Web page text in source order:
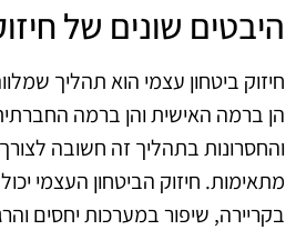
היבטים שונים של
חיזוק ביטחון עצמי הוא תהליך
הן ברמה האישית והן ברמה
והחסרונות בתהליך זה חשובה
מתאימות. חיזוק הביטחון העצמי
בקריירה, שיפור במערכות יחסים